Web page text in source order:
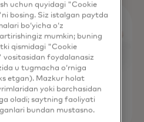
uchun quyidagi "Cookie
bosing. Siz istalgan paytda
bo‘yicha o‘z
mumkin; buning
qismidagi "Cookie
vositasidan foydalanasiz
u tugmacha o‘rniga
etgan). Mazkur holat
yoki barchasidan
oladi; saytning faoliyati
bundan mustasno.